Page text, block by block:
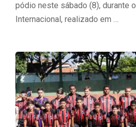
pódio neste sábado (8), durante
Internacional, realizado em …